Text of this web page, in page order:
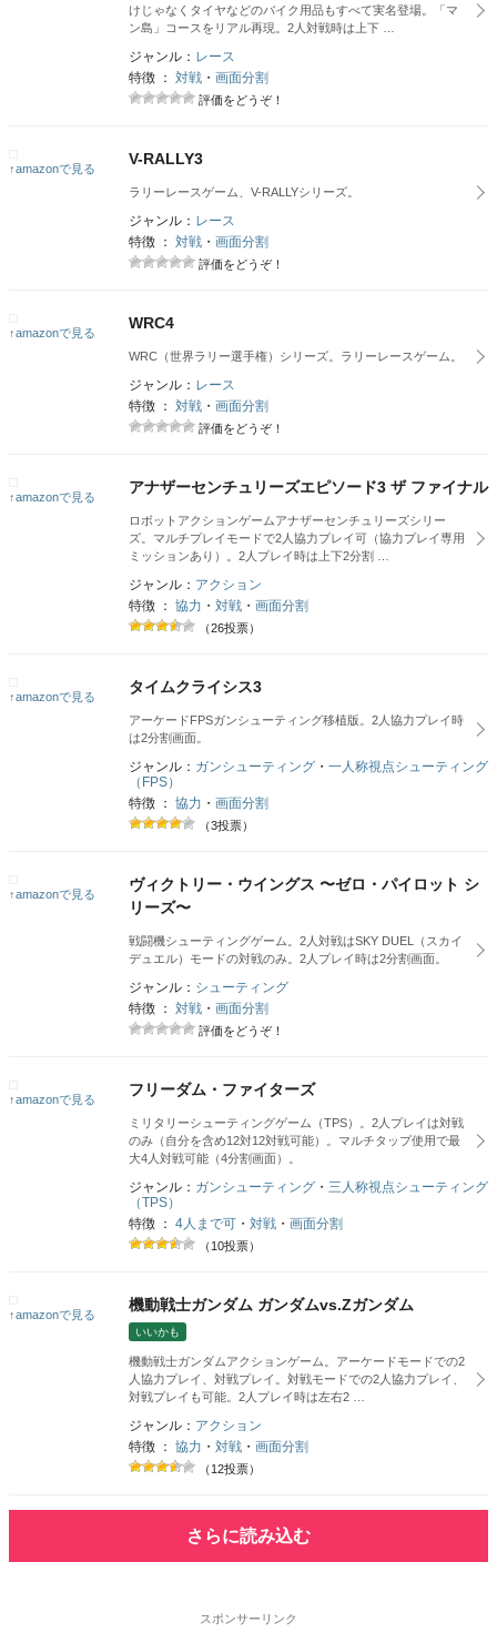
けじゃなくタイヤなどのバイク用品もすべて実名登場。「マ
ン島」コースをリアル再現。2人対戦時は上下 …
ジャンル： レース
特徴 ： 対戦 ・ 画面分割
評価をどうぞ！
↑amazonで見る
V-RALLY3
ラリーレースゲーム、V-RALLYシリーズ。
ジャンル： レース
特徴 ： 対戦 ・ 画面分割
評価をどうぞ！
↑amazonで見る
WRC4
WRC（世界ラリー選手権）シリーズ。ラリーレースゲーム。
ジャンル： レース
特徴 ： 対戦 ・ 画面分割
評価をどうぞ！
↑amazonで見る
アナザーセンチュリーズエピソード3 ザ ファイナル
ロボットアクションゲームアナザーセンチュリーズシリー
ズ。マルチプレイモードで2人協力プレイ可（協力プレイ専用
ミッションあり）。2人プレイ時は上下2分割 …
ジャンル： アクション
特徴 ： 協力 ・ 対戦 ・ 画面分割
（26投票）
↑amazonで見る
タイムクライシス3
アーケードFPSガンシューティング移植版。2人協力プレイ時
は2分割画面。
ジャンル： ガンシューティング ・ 一人称視点シューティング
（FPS）
特徴 ： 協力 ・ 画面分割
（3投票）
↑amazonで見る
ヴィクトリー・ウイングス 〜ゼロ・パイロット シ
リーズ〜
戦闘機シューティングゲーム。2人対戦はSKY DUEL（スカイ
デュエル）モードの対戦のみ。2人プレイ時は2分割画面。
ジャンル： シューティング
特徴 ： 対戦 ・ 画面分割
評価をどうぞ！
↑amazonで見る
フリーダム・ファイターズ
ミリタリーシューティングゲーム（TPS）。2人プレイは対戦
のみ（自分を含め12対12対戦可能）。マルチタップ使用で最
大4人対戦可能（4分割画面）。
ジャンル： ガンシューティング ・ 三人称視点シューティング
（TPS）
特徴 ： 4人まで可 ・ 対戦 ・ 画面分割
（10投票）
↑amazonで見る
機動戦士ガンダム ガンダムvs.Zガンダム
いいかも
機動戦士ガンダムアクションゲーム。アーケードモードでの2
人協力プレイ、対戦プレイ。対戦モードでの2人協力プレイ、
対戦プレイも可能。2人プレイ時は左右2 …
ジャンル： アクション
特徴 ： 協力 ・ 対戦 ・ 画面分割
（12投票）
さらに読み込む
スポンサーリンク